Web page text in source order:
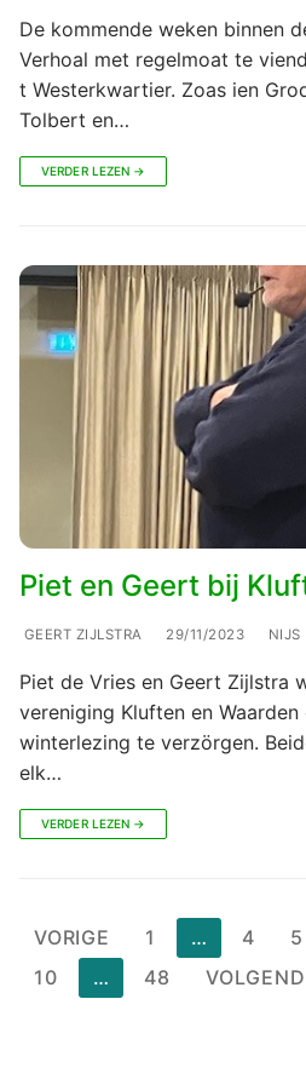
De kommende weken binnen
Verhoal met regelmoat te
t Westerkwartier. Zoas ien
Tolbert en…
VERDER LEZEN →
Piet en Geert bij
GEERT ZIJLSTRA 29/11/2023 NIJS
Piet de Vries en Geert Zijlstra
vereniging Kluften en
winterlezing te verzörgen.
elk…
VERDER LEZEN →
Berichten
paginering
VORIGE 1 … 4 5
10
… 48